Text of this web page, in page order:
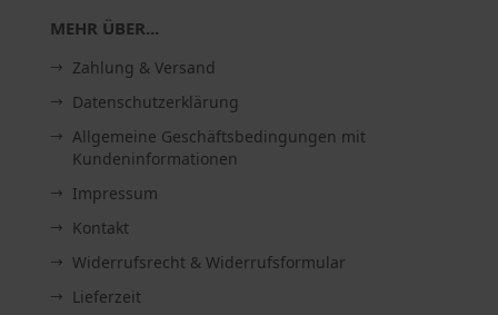
MEHR ÜBER...
Zahlung & Versand
Datenschutzerklärung
Allgemeine Geschäftsbedingungen mit
Kundeninformationen
Impressum
Kontakt
Widerrufsrecht & Widerrufsformular
Lieferzeit